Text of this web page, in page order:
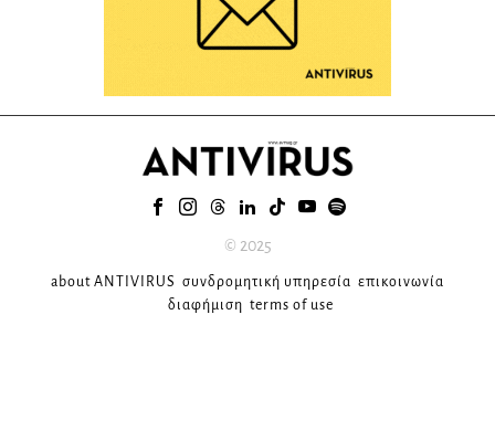
© 2025
about ANTIVIRUS συνδρομητική υπηρεσία επικοινωνία
διαφήμιση terms of use